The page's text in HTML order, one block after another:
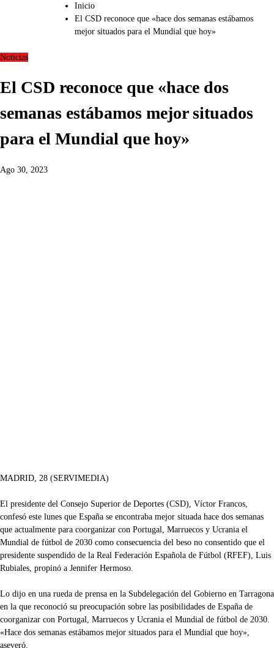
Inicio
El CSD reconoce que «hace dos semanas estábamos
mejor situados para el Mundial que hoy»
Noticias
El CSD reconoce que «hace dos
semanas estábamos mejor situados
para el Mundial que hoy»
Ago 30, 2023
MADRID, 28 (SERVIMEDIA)
El presidente del Consejo Superior de Deportes (CSD), Víctor Francos,
confesó este lunes que España se encontraba mejor situada hace dos semanas
que actualmente para coorganizar con Portugal, Marruecos y Ucrania el
Mundial de fútbol de 2030 como consecuencia del beso no consentido que el
presidente suspendido de la Real Federación Española de Fútbol (RFEF), Luis
Rubiales, propinó a Jennifer Hermoso.
Lo dijo en una rueda de prensa en la Subdelegación del Gobierno en Tarragona
en la que reconoció su preocupación sobre las posibilidades de España de
coorganizar con Portugal, Marruecos y Ucrania el Mundial de fútbol de 2030.
«Hace dos semanas estábamos mejor situados para el Mundial que hoy»,
aseveró.